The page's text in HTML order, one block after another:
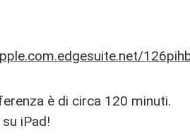
è di circa 120 minuti.
iPad!